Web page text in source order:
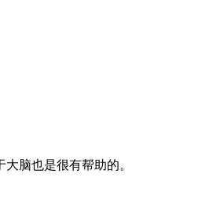
脑也是很有帮助的。